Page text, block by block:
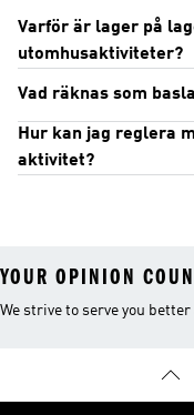
Varför är lager på
utomhusaktiviteter?
Vad räknas som
Hur kan jag reglera
aktivitet?
YOUR OPINION
We strive to serve you